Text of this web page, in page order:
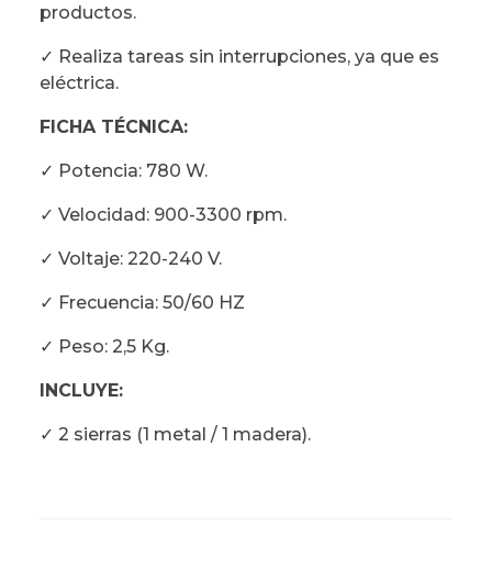
productos.
✓ Realiza tareas sin interrupciones, ya que es
eléctrica.
FICHA TÉCNICA:
✓ Potencia: 780 W.
✓ Velocidad: 900-3300 rpm.
✓ Voltaje: 220-240 V.
✓ Frecuencia: 50/60 HZ
✓ Peso: 2,5 Kg.
INCLUYE:
✓ 2 sierras (1 metal / 1 madera).